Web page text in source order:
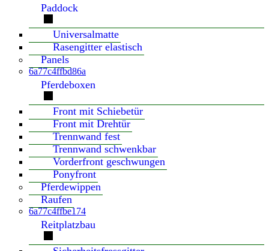
Paddock
Universalmatte
Rasengitter elastisch
Panels
6a77c4ffbd86a
Pferdeboxen
Front mit Schiebetür
Front mit Drehtür
Trennwand fest
Trennwand schwenkbar
Vorderfront geschwungen
Ponyfront
Pferdewippen
Raufen
6a77c4ffbe174
Reitplatzbau